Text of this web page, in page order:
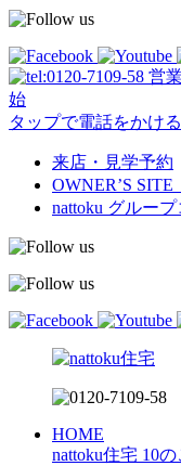
営
始
タップで電話をかける
来店・見学予約
OWNER’S
nattoku グループ
HOME
nattoku住宅 10の